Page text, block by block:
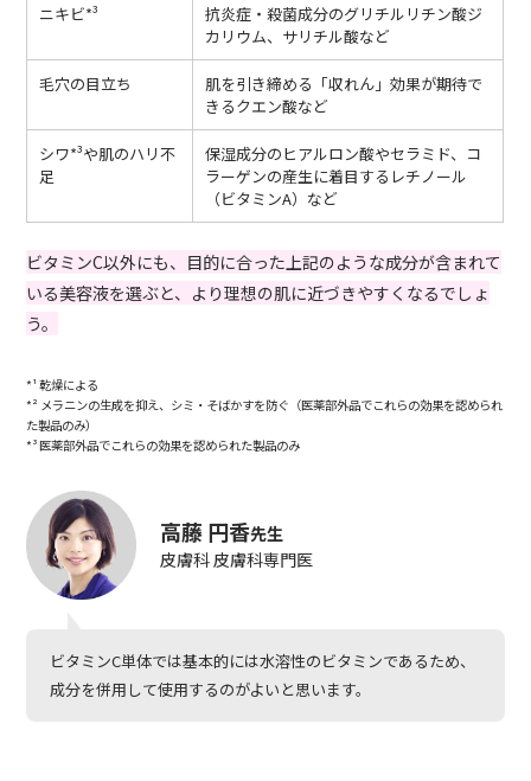
ニキビ*³
抗炎症・殺菌成分のグリチルリチン酸ジ
カリウム、サリチル酸など
毛穴の目立ち
肌を引き締める「収れん」効果が期待で
きるクエン酸など
シワ*³や肌のハリ不
足
保湿成分のヒアルロン酸やセラミド、コ
ラーゲンの産生に着目するレチノール
（ビタミンA）など
ビタミンC以外にも、目的に合った上記のような成分が含まれて
いる美容液を選ぶと、より理想の肌に近づきやすくなるでしょ
う。
*¹ 乾燥による
*² メラニンの生成を抑え、シミ・そばかすを防ぐ（医薬部外品でこれらの効果を認められ
た製品のみ）
*³ 医薬部外品でこれらの効果を認められた製品のみ
高藤 円香先生
皮膚科 皮膚科専門医
ビタミンC単体では基本的には水溶性のビタミンであるため、
成分を併用して使用するのがよいと思います。